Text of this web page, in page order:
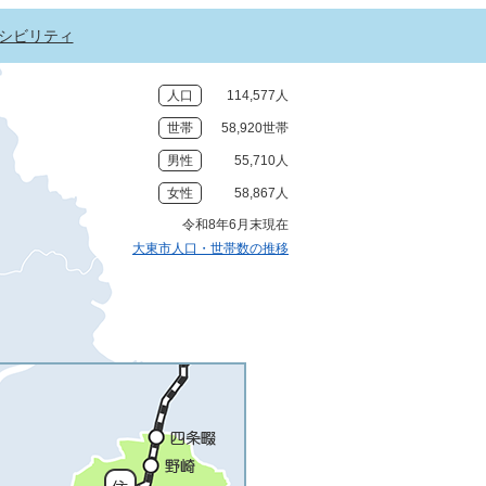
ビリティ
人口 114,577人
世帯 58,920世帯
男性 55,710人
女性 58,867人
令和8年6月末現在
大東市人口・世帯数の推移